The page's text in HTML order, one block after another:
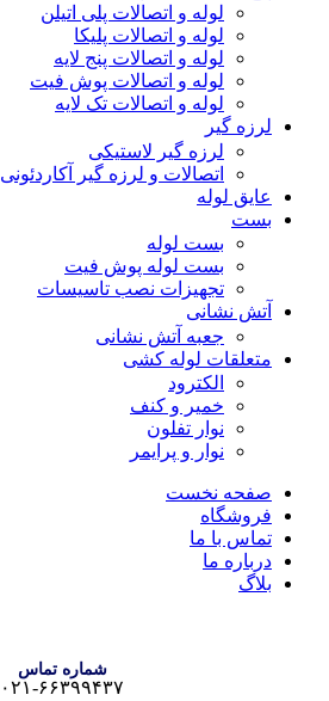
لوله و اتصالات پلی اتیلن
لوله و اتصالات پلیکا
لوله و اتصالات پنج لایه
لوله و اتصالات پوش فیت
لوله و اتصالات تک لایه
لرزه گیر
لرزه گیر لاستیکی
اتصالات و لرزه گیر آکاردئونی
عایق لوله
بست
بست لوله
بست لوله پوش فیت
تجهیزات نصب تاسیسات
آتش نشانی
جعبه آتش نشانی
متعلقات لوله کشی
الکترود
خمیر و کنف
نوار تفلون
نوار و پرایمر
صفحه نخست
فروشگاه
تماس با ما
درباره ما
بلاگ
شماره تماس
۰۲۱-۶۶۳۹۹۴۳۷